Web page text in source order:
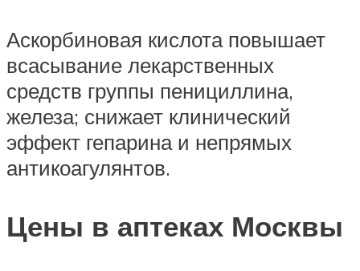
Аскорбиновая кислота повышает
всасывание лекарственных
средств группы пенициллина,
железа; снижает клинический
эффект гепарина и непрямых
антикоагулянтов.
Цены в аптеках Москвы